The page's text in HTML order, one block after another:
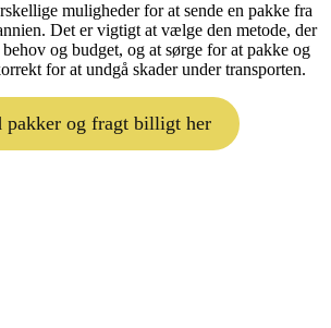
muligheder for at sende en pakke fra
Det er vigtigt at vælge den metode, der
og budget, og at sørge for at pakke og
for at undgå skader under transporten.
pakker og fragt billigt her